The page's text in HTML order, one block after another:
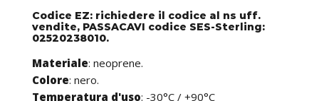
Codice EZ: richiedere il codice al ns uff.
vendite, PASSACAVI codice SES-Sterling:
02520238010.
Materiale: neoprene.
Colore: nero.
Temperatura d'uso: -30°C / +90°C